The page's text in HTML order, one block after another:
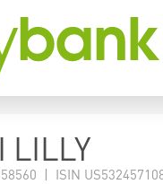
LILLY
| ISIN